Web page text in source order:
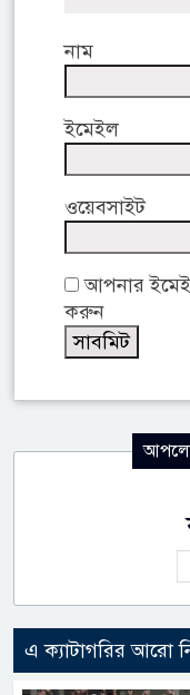
নাম
ইমেইল
ওয়েবসাইট
আপনার
করুন
এ ক্যাটাগরির আরো